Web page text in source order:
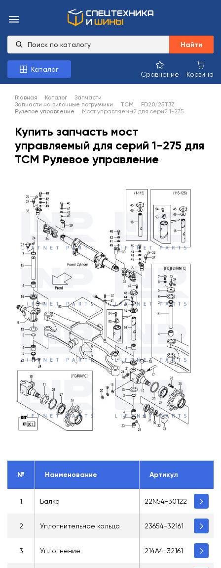
Найти
Каталог
Сравнение Корзина
Главная Каталог
Запчасти
Запчасти на вилочные погрузчики
TCM
FD20/25T3Z
Рулевое управление
Мост управляемый для серий 1-275
Купить запчасть мост
управляемый для серий 1-275 для
TCM Рулевое управление
№ Наименование Артикул
1 Балка 22N54-30122
2 Уплотнительное кольцо 23654-32161
3 Уплотнение 214A4-32161